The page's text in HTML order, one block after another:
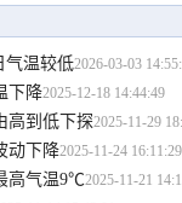
气温较低2026-03-03
下降2025-12-18 14:44:49
高到低下探2025-11-29
动下降2025-11-24 16:11:29
高气温9℃2025-11-21